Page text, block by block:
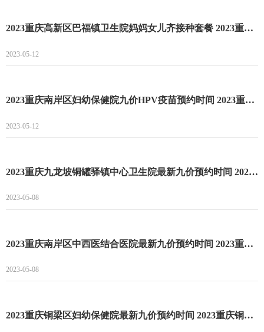
2023重庆高新区巴福镇卫生院妈妈女儿齐接种套餐 2023重庆高新区巴福镇卫生院妈妈女儿齐接种套餐秒杀时间
2023-05-12
2023重庆南岸区妇幼保健院九价HPV疫苗预约时间 2023重庆南岸区妇幼保健院九价HPV疫苗预约流程
2023-05-12
2023重庆九龙坡铜罐驿镇中心卫生院最新九价预约时间 2023重庆九龙坡铜罐驿镇中心卫生院最新九价预约流程
2023-05-08
2023重庆南岸区中西医结合医院最新九价预约时间 2023重庆南岸区中西医结合医院最新九价预约流程
2023-05-08
2023重庆铜梁区妇幼保健院最新九价预约时间 2023重庆铜梁区妇幼保健院最新九价预约流程